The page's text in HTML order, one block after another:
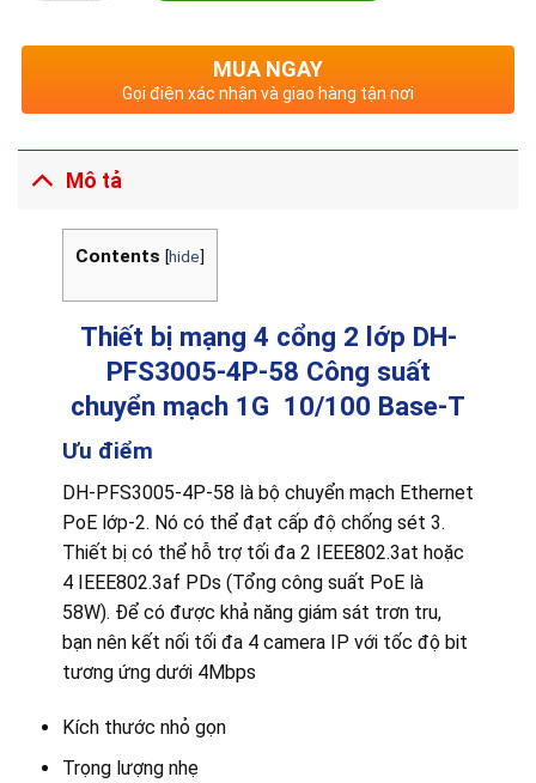
MUA NGAY
Gọi điện xác nhận và giao hàng tận nơi
Mô tả
Contents [hide]
Thiết bị mạng 4 cổng 2 lớp DH-
PFS3005-4P-58 Công suất
chuyển mạch 1G 10/100 Base-T
Ưu điểm
DH-PFS3005-4P-58 là bộ chuyển mạch Ethernet
PoE lớp-2. Nó có thể đạt cấp độ chống sét 3.
Thiết bị có thể hỗ trợ tối đa 2 IEEE802.3at hoặc
4 IEEE802.3af PDs (Tổng công suất PoE là
58W). Để có được khả năng giám sát trơn tru,
bạn nên kết nối tối đa 4 camera IP với tốc độ bit
tương ứng dưới 4Mbps
Kích thước nhỏ gọn
Trọng lượng nhẹ